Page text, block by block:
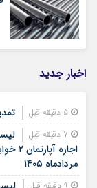
اخبار جدید
مردادماه ۱۴۰۵